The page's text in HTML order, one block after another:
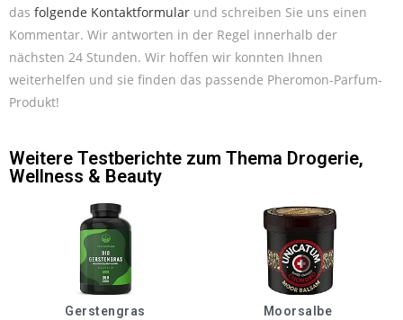
das folgende Kontaktformular und schreiben Sie uns einen
Kommentar. Wir antworten in der Regel innerhalb der
nächsten 24 Stunden. Wir hoffen wir konnten Ihnen
weiterhelfen und sie finden das passende Pheromon-Parfum-
Produkt!
Weitere Testberichte zum Thema Drogerie,
Wellness & Beauty
Gerstengras Moorsalbe